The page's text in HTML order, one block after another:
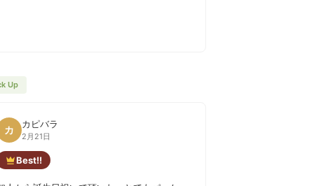
Up
カ カピバラ
2月21日
Best!!